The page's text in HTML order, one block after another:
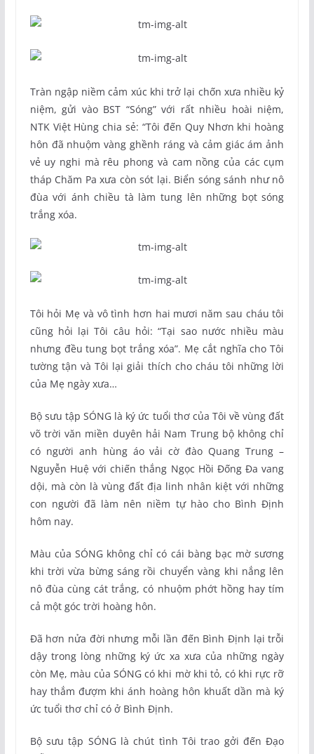
Tràn ngập niềm cảm xúc khi trở lại chốn xưa nhiều kỷ
niệm, gửi vào BST “Sóng” với rất nhiều hoài niệm,
NTK Việt Hùng chia sẻ: “Tôi đến Quy Nhơn khi hoàng
hôn đã nhuộm vàng ghềnh ráng và cảm giác ám ảnh
vẻ uy nghi mà rêu phong và cam nồng của các cụm
tháp Chăm Pa xưa còn sót lại. Biển sóng sánh như nô
đùa với ánh chiều tà làm tung lên những bọt sóng
trắng xóa.
Tôi hỏi Mẹ và vô tình hơn hai mươi năm sau cháu tôi
cũng hỏi lại Tôi câu hỏi: “Tại sao nước nhiều màu
nhưng đều tung bọt trắng xóa”. Mẹ cắt nghĩa cho Tôi
tường tận và Tôi lại giải thích cho cháu tôi những lời
của Mẹ ngày xưa…
Bộ sưu tập SÓNG là ký ức tuổi thơ của Tôi về vùng đất
võ trời văn miền duyên hải Nam Trung bộ không chỉ
có người anh hùng áo vải cờ đào Quang Trung –
Nguyễn Huệ với chiến thắng Ngọc Hồi Đống Đa vang
dội, mà còn là vùng đất địa linh nhân kiệt với những
con người đã làm nên niềm tự hào cho Bình Định
hôm nay.
Màu của SÓNG không chỉ có cái bàng bạc mờ sương
khi trời vừa bừng sáng rồi chuyển vàng khi nắng lên
nô đùa cùng cát trắng, có nhuộm phớt hồng hay tím
cả một góc trời hoàng hôn.
Đã hơn nửa đời nhưng mỗi lần đến Bình Định lại trỗi
dậy trong lòng những ký ức xa xưa của những ngày
còn Mẹ, màu của SÓNG có khi mờ khi tỏ, có khi rực rỡ
hay thắm đượm khi ánh hoàng hôn khuất dần mà ký
ức tuổi thơ chỉ có ở Bình Định.
Bộ sưu tập SÓNG là chút tình Tôi trao gởi đến Đạo